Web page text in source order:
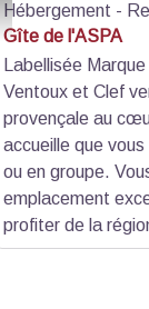
Amandine Naulin ©
Hébergement -
Gîte de l'ASPA
Labellisée
Ventoux et Clef
provençale au
accueille que
ou en groupe.
emplacement
profiter de la